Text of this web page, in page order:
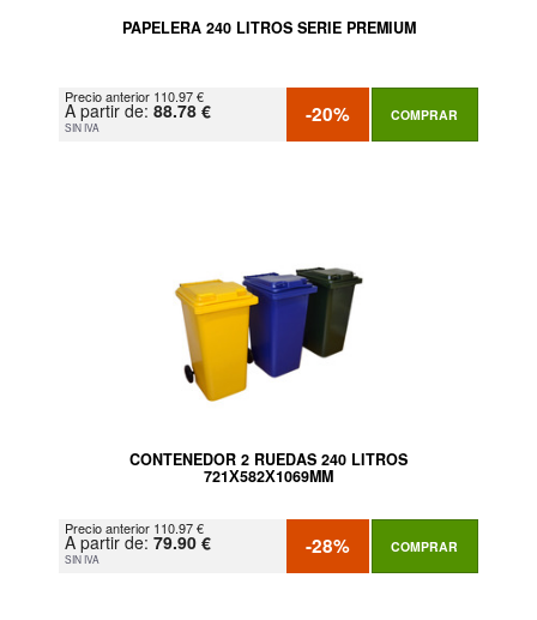
PAPELERA 240 LITROS SERIE PREMIUM
Precio anterior 110.97 €
A partir de: 88.78 €
SIN IVA -20% COMPRAR
CONTENEDOR 2 RUEDAS 240 LITROS
721Х582Х1069MM
Precio anterior 110.97 €
A partir de: 79.90 €
SIN IVA -28% COMPRAR